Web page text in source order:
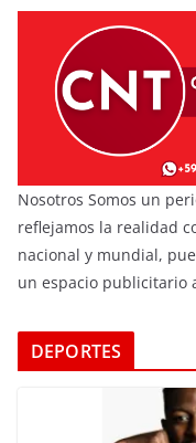
Nosotros Somos un
reflejamos la realidad
nacional y mundial,
un espacio publicitario
DEPORTES